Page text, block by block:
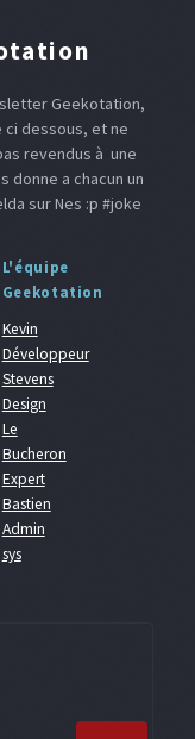
Geekotation,
dessous, et ne
revendus à une
donne a chacun un
sur Nes :p #joke
L'équipe
Geekotation
Kevin
Développeur
Stevens
Design
Le
Bucheron
Expert
Bastien
Admin
sys